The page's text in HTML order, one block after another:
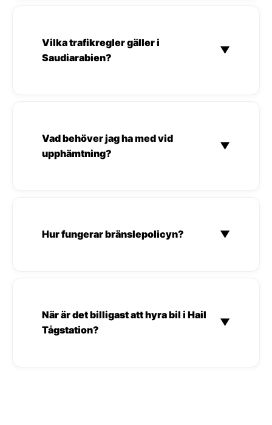
Vilka trafikregler gäller i
Saudiarabien?
▼
Vad behöver jag ha med vid
upphämtning?
▼
Hur fungerar bränslepolicyn? ▼
När är det billigast att hyra bil i Hail
Tågstation?
▼